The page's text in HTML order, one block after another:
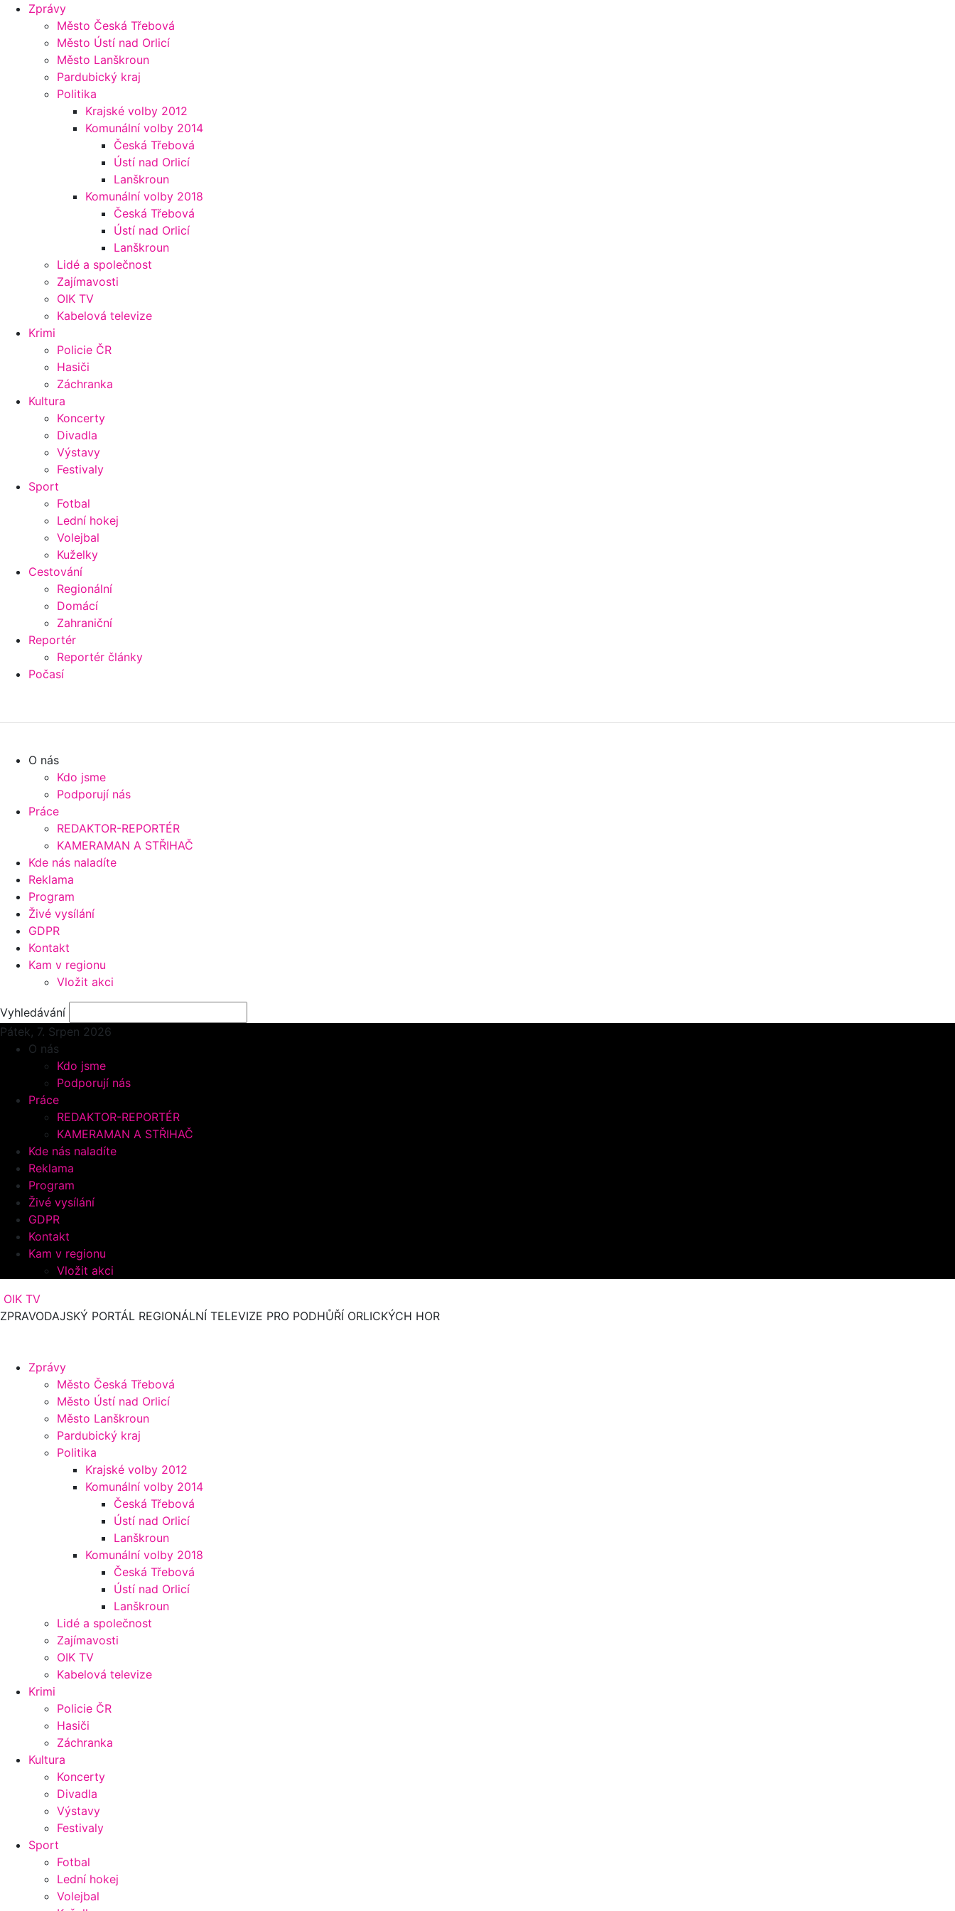
Zprávy
Město Česká Třebová
Město Ústí nad Orlicí
Město Lanškroun
Pardubický kraj
Politika
Krajské volby 2012
Komunální volby 2014
Česká Třebová
Ústí nad Orlicí
Lanškroun
Komunální volby 2018
Česká Třebová
Ústí nad Orlicí
Lanškroun
Lidé a společnost
Zajímavosti
OIK TV
Kabelová televize
Krimi
Policie ČR
Hasiči
Záchranka
Kultura
Koncerty
Divadla
Výstavy
Festivaly
Sport
Fotbal
Lední hokej
Volejbal
Kuželky
Cestování
Regionální
Domácí
Zahraniční
Reportér
Reportér články
Počasí
O nás
Kdo jsme
Podporují nás
Práce
REDAKTOR-REPORTÉR
KAMERAMAN A STŘIHAČ
Kde nás naladíte
Reklama
Program
Živé vysílání
GDPR
Kontakt
Kam v regionu
Vložit akci
Vyhledávání
Pátek, 7. Srpen 2026
O nás
Kdo jsme
Podporují nás
Práce
REDAKTOR-REPORTÉR
KAMERAMAN A STŘIHAČ
Kde nás naladíte
Reklama
Program
Živé vysílání
GDPR
Kontakt
Kam v regionu
Vložit akci
OIK TV
ZPRAVODAJSKÝ PORTÁL REGIONÁLNÍ TELEVIZE PRO PODHŮŘÍ ORLICKÝCH HOR
Zprávy
Město Česká Třebová
Město Ústí nad Orlicí
Město Lanškroun
Pardubický kraj
Politika
Krajské volby 2012
Komunální volby 2014
Česká Třebová
Ústí nad Orlicí
Lanškroun
Komunální volby 2018
Česká Třebová
Ústí nad Orlicí
Lanškroun
Lidé a společnost
Zajímavosti
OIK TV
Kabelová televize
Krimi
Policie ČR
Hasiči
Záchranka
Kultura
Koncerty
Divadla
Výstavy
Festivaly
Sport
Fotbal
Lední hokej
Volejbal